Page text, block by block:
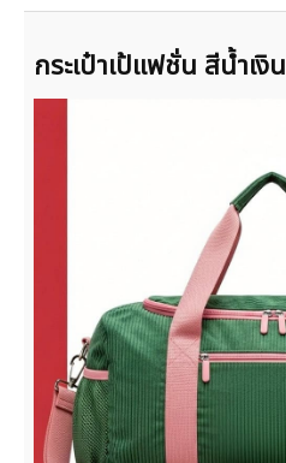
กระเป๋าเป้แฟชั่น สีน้ำเงิน